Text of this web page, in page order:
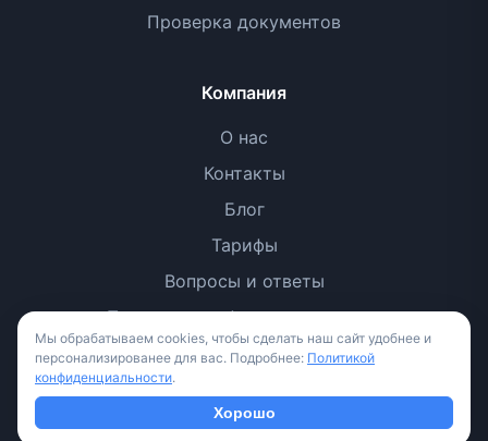
Проверка документов
Компания
О нас
Контакты
Блог
Тарифы
Вопросы и ответы
Политика конфиденциальности
Условия использования
Мы обрабатываем cookies, чтобы сделать наш сайт удобнее и
персонализированее для вас. Подробнее: Политикой
конфиденциальности.
Хорошо